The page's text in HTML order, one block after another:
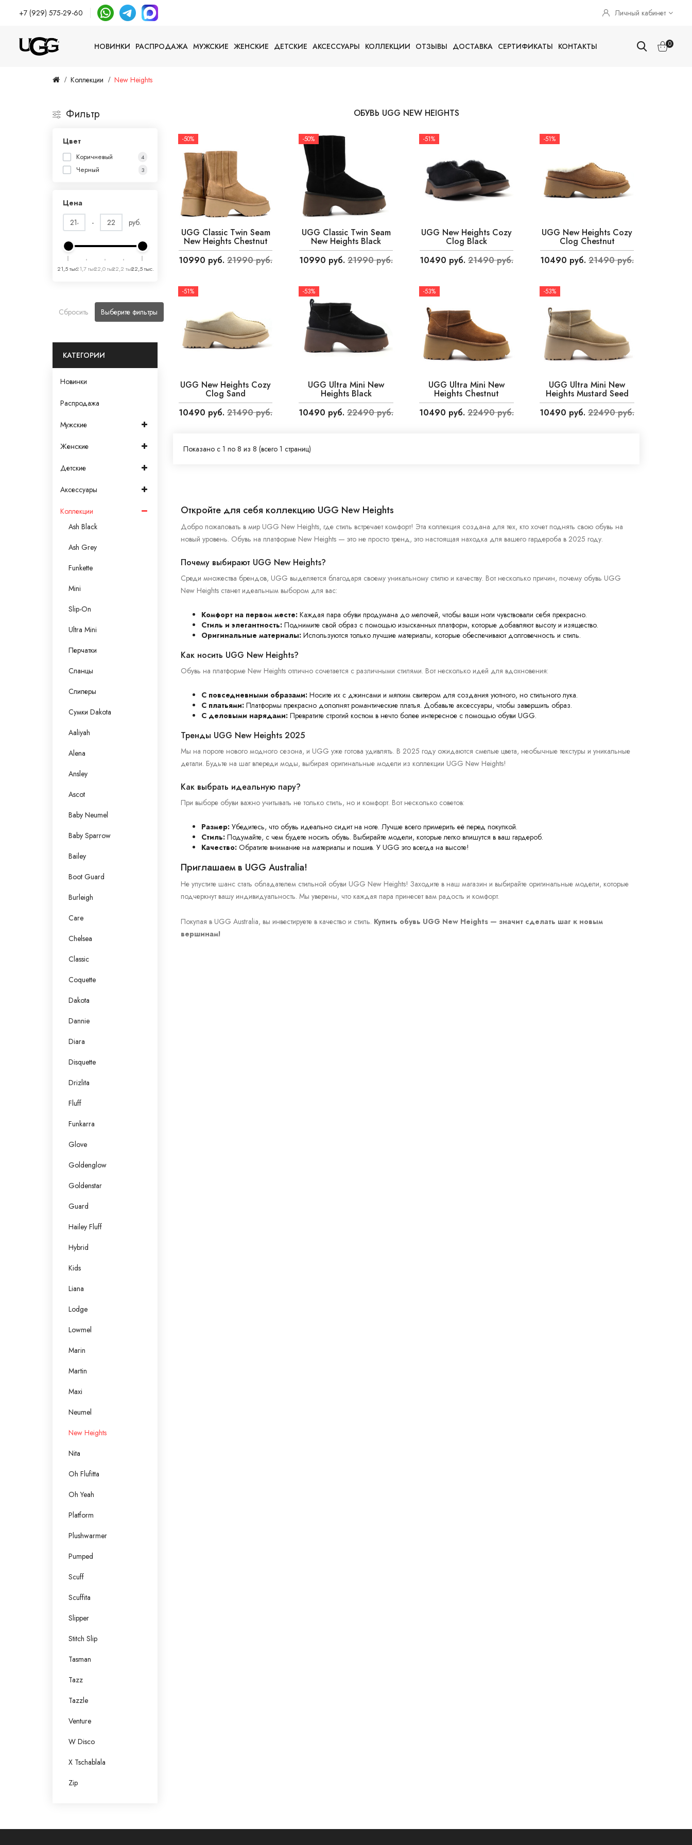
+7 (929) 575-29-60 Личный кабинет
НОВИНКИ РАСПРОДАЖА МУЖСКИЕ ЖЕНСКИЕ ДЕТСКИЕ АКСЕССУАРЫ КОЛЛЕКЦИИ ОТЗЫВЫ ДОСТАВКА СЕРТИФИКАТЫ КОНТАКТЫ 0
Коллекции New Heights
Фильтр
Цвет
Коричневый 4
Черный 3
Цена
-
руб.
21,5 тыс.21,7 тыс.22,0 тыс.22,2 тыс.22,5 тыс.
Сбросить Выберите фильтры
КАТЕГОРИИ
Новинки
Распродажа
Мужские
Женские
Детские
Аксессуары
Коллекции
Ash Black
Ash Grey
Funkette
Mini
Slip-On
Ultra Mini
Перчатки
Сланцы
Слиперы
Сумки Dakota
Aaliyah
Alena
Ansley
Ascot
Baby Neumel
Baby Sparrow
Bailey
Boot Guard
Burleigh
Care
Chelsea
Classic
Coquette
Dakota
Dannie
Diara
Disquette
Drizlita
Fluff
Funkarra
Glove
Goldenglow
Goldenstar
Guard
Hailey Fluff
Hybrid
Kids
Liana
Lodge
Lowmel
Marin
Martin
Maxi
Neumel
New Heights
Nita
Oh Flufitta
Oh Yeah
Platform
Plushwarmer
Pumped
Scuff
Scuffita
Slipper
Stitch Slip
Tasman
Tazz
Tazzle
Venture
W Disco
X Tschablala
Zip
ОБУВЬ UGG NEW HEIGHTS
-50%
UGG Classic Twin Seam
New Heights Chestnut
10990 руб. 21990 руб.
-50%
UGG Classic Twin Seam
New Heights Black
10990 руб. 21990 руб.
-51%
UGG New Heights Cozy
Clog Black
10490 руб. 21490 руб.
-51%
UGG New Heights Cozy
Clog Chestnut
10490 руб. 21490 руб.
-51%
UGG New Heights Cozy
Clog Sand
10490 руб. 21490 руб.
-53%
UGG Ultra Mini New
Heights Black
10490 руб. 22490 руб.
-53%
UGG Ultra Mini New
Heights Chestnut
10490 руб. 22490 руб.
-53%
UGG Ultra Mini New
Heights Mustard Seed
10490 руб. 22490 руб.
Показано с 1 по 8 из 8 (всего 1 страниц)
Откройте для себя коллекцию UGG New Heights
Добро пожаловать в мир UGG New Heights, где стиль встречает комфорт! Эта коллекция создана для тех, кто хочет поднять свою обувь на
новый уровень. Обувь на платформе New Heights — это не просто тренд, это настоящая находка для вашего гардероба в 2025 году.
Почему выбирают UGG New Heights?
Среди множества брендов, UGG выделяется благодаря своему уникальному стилю и качеству. Вот несколько причин, почему обувь UGG
New Heights станет идеальным выбором для вас:
Комфорт на первом месте: Каждая пара обуви продумана до мелочей, чтобы ваши ноги чувствовали себя прекрасно.
Стиль и элегантность: Поднимите свой образ с помощью изысканных платформ, которые добавляют высоту и изящество.
Оригинальные материалы: Используются только лучшие материалы, которые обеспечивают долговечность и стиль.
Как носить UGG New Heights?
Обувь на платформе New Heights отлично сочетается с различными стилями. Вот несколько идей для вдохновения:
С повседневными образами: Носите их с джинсами и мягким свитером для создания уютного, но стильного лука.
С платьями: Платформы прекрасно дополнят романтические платья. Добавьте аксессуары, чтобы завершить образ.
С деловыми нарядами: Превратите строгий костюм в нечто более интересное с помощью обуви UGG.
Тренды UGG New Heights 2025
Мы на пороге нового модного сезона, и UGG уже готова удивлять. В 2025 году ожидаются смелые цвета, необычные текстуры и уникальные
детали. Будьте на шаг впереди моды, выбирая оригинальные модели из коллекции UGG New Heights!
Как выбрать идеальную пару?
При выборе обуви важно учитывать не только стиль, но и комфорт. Вот несколько советов:
Размер: Убедитесь, что обувь идеально сидит на ноге. Лучше всего примерить её перед покупкой.
Стиль: Подумайте, с чем будете носить обувь. Выбирайте модели, которые легко впишутся в ваш гардероб.
Качество: Обратите внимание на материалы и пошив. У UGG это всегда на высоте!
Приглашаем в UGG Australia!
Не упустите шанс стать обладателем стильной обуви UGG New Heights! Заходите в наш магазин и выбирайте оригинальные модели, которые
подчеркнут вашу индивидуальность. Мы уверены, что каждая пара принесет вам радость и комфорт.
Покупая в UGG Australia, вы инвестируете в качество и стиль. Купить обувь UGG New Heights — значит сделать шаг к новым
вершинам!